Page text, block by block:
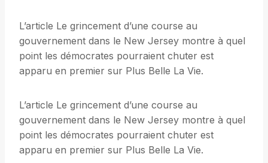
L’article Le grincement d’une course au
gouvernement dans le New Jersey montre à quel
point les démocrates pourraient chuter est
apparu en premier sur Plus Belle La Vie.
L’article Le grincement d’une course au
gouvernement dans le New Jersey montre à quel
point les démocrates pourraient chuter est
apparu en premier sur Plus Belle La Vie.